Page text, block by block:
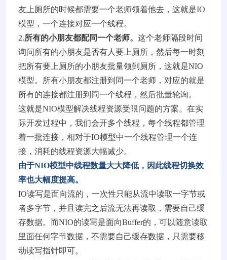
友上厕所的时候都需要一个老师领着他去，这就是IO
模型，一个连接对应一个线程。
2.所有的小朋友都配同一个老师。 这个老师隔段时间
询问所有的小朋友是否有人要上厕所，然后每一时刻
把所有要上厕所的小朋友批量领到厕所，这就是NIO
模型。所有小朋友都注册到同一个老师，对应的就是
所有的连接都注册到同一个线程，然后批量轮询。
这就是NIO模型解决线程资源受限问题的方案。在实
际开发过程中，我们会开多个线程，每个线程都管理
着一批连接，相对于IO模型中一个线程管理一个连
接，消耗的线程资源大幅减少。
由于NIO模型中线程数量大大降低，因此线程切换效
率也大幅度提高。
IO读写是面向流的，一次性只能从流中读取一字节或
者多字节，并且读完之后流无法再读取，需要自己缓
存数据。而NIO的读写是面向Buffer的，可以随意读取
里面任何字节数据，不需要自己缓存数据，只需要移
动读写指针即可。